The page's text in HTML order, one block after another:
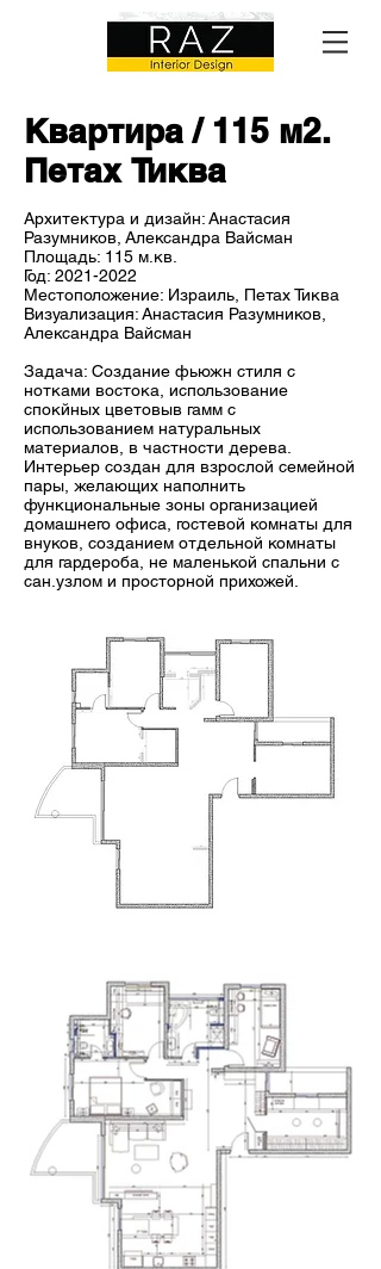
Квартира / 115 м2.
Петах Тиква
Архитектура и дизайн: Анастасия
Разумников, Александра Вайсман
Площадь: 115 м.кв.
Год: 2021-2022
Местоположение: Израиль, Петах Тиква
Визуализация: Анастасия Разумников,
Александра Вайсман
Задача: Создание фьюжн стиля с
нотками востока, использование
спокйных цветовыв гамм с
использованием натуральных
материалов, в частности дерева.
Интерьер создан для взрослой семейной
пары, желающих наполнить
функциональные зоны организацией
домашнего офиса, гостевой комнаты для
внуков, созданием отдельной комнаты
для гардероба, не маленькой спальни с
сан.узлом и просторной прихожей.